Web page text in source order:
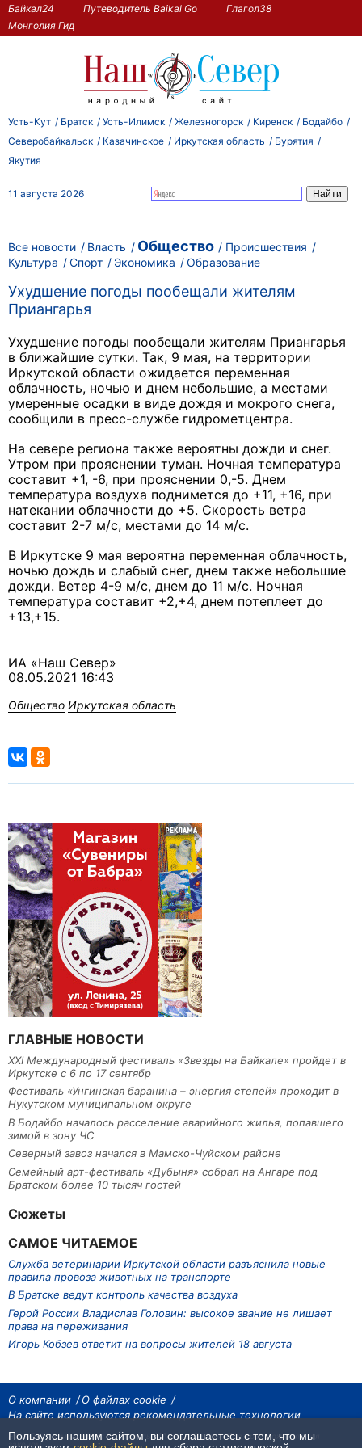
Байкал24 Путеводитель Baikal Go
Глагол38
Монголия Гид
Усть-Кут Братск Усть-Илимск Железногорск Киренск
Бодайбо
Северобайкальск
Казачинское Иркутская область
Бурятия
Якутия
11 августа 2026
Все новости Власть Общество
Происшествия
Культура
Спорт Экономика Образование
Ухудшение погоды пообещали жителям
Приангарья
Ухудшение погоды пообещали жителям Приангарья
в ближайшие сутки. Так, 9 мая, на территории
Иркутской области ожидается переменная
облачность, ночью и днем небольшие, а местами
умеренные осадки в виде дождя и мокрого снега,
сообщили в пресс-службе гидрометцентра.
На севере региона также вероятны дожди и снег.
Утром при прояснении туман. Ночная температура
составит +1, -6, при прояснении 0,-5. Днем
температура воздуха поднимется до +11, +16, при
натекании облачности до +5. Скорость ветра
составит 2-7 м/с, местами до 14 м/с.
В Иркутске 9 мая вероятна переменная облачность,
ночью дождь и слабый снег, днем также небольшие
дожди. Ветер 4-9 м/c, днем до 11 м/c. Ночная
температура составит +2,+4, днем потеплеет до
+13,+15.
ИА «Наш Север»
08.05.2021 16:43
Общество Иркутская область
ГЛАВНЫЕ НОВОСТИ
XXI Международный фестиваль «Звезды на Байкале» пройдет в
Иркутске с 6 по 17 сентябр
Фестиваль «Унгинская баранина – энергия степей» проходит в
Нукутском муниципальном округе
В Бодайбо началось расселение аварийного жилья, попавшего
зимой в зону ЧС
Северный завоз начался в Мамско-Чуйском районе
Семейный арт-фестиваль «Дубыня» собрал на Ангаре под
Братском более 10 тысяч гостей
Сюжеты
САМОЕ ЧИТАЕМОЕ
Служба ветеринарии Иркутской области разъяснила новые
правила провоза животных на транспорте
В Братске ведут контроль качества воздуха
Герой России Владислав Головин: высокое звание не лишает
права на переживания
Игорь Кобзев ответит на вопросы жителей 18 августа
О компании
О файлах cookie
На сайте используются рекомендательные технологии
На сайте размещаются материалы ИА «Наш Север». Все права охраняются
законом.
Пользуясь нашим сайтом, вы соглашаетесь с тем, что мы